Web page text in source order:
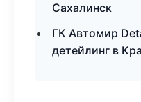
Сахалинск
ГК Автомир
детейлинг в